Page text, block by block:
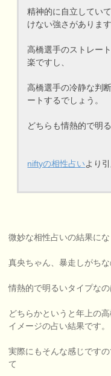
精神的に自立してい
けない強さがあります
高橋選手のストレー
楽ですし、
高橋選手の冷静な判
ートするでしょう。
どちらも情熱的で明
niftyの相性占いより
微妙な相性占いの結果に
真央ちゃん、暴走しがち
情熱的で明るいタイプな
どちらかというと年上の
イメージの占い結果です。
実際にもそんな感じです
て